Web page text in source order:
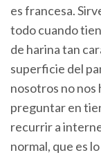
es francesa.
todo cuando
de harina tan
superficie del
nosotros no nos
preguntar en
recurrir a
normal, que es